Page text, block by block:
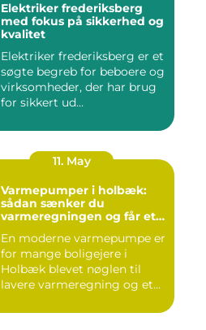
Elektriker frederiksberg
med fokus på sikkerhed og
kvalitet
Elektriker frederiksberg er et
søgte begreb for beboere og
virksomheder, der har brug
for sikkert ud...
11. May
Varmepumper i holbæk:
sådan sænker du
varmeregningen og får et
En moderne varmepumpe er
for mange boligejere i
Holbæk blevet nøglen til
lavere varmeregning og et